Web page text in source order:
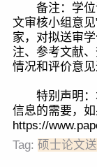
备注：学位
文审核小组意
家，对拟送审
注、参考文献
情况和评价意见
特别声明：
信息的需要，
https://
Tag: 硕士论文